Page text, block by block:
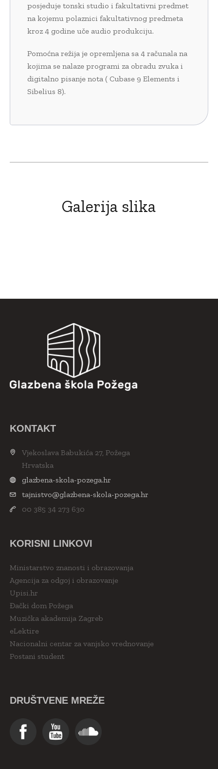
posjeduje tonski studio i fakultativni predmet
na kojemu polaznici fakultativnog predmeta
kroz 4 godine uče audio produkciju.
Pomoćna režija je opremljena sa 4 računala na
kojima se nalaze programi za obradu zvuka i
digitalno pisanje nota ( Cubase 9 Elements i
Sibelius 8).
Galerija slika
KONTAKT
Vjekoslava Babukića 27, Požega
Hrvatska
glazbena-skola-pozega.hr
tajnistvo@glazbena-skola-pozega.hr
00 385 34 273 630
KORISNI LINKOVI
Ministarstvo znanosti i obrazovanja
Agencija za odgoj i obrazovanje
Upisi.hr
Đački dom Požega
Muzička akademija Zagreb
eLektire
Nacionalni centar za vanjsko vrednovanje
Postani student
DRUŠTVENE MREŽE